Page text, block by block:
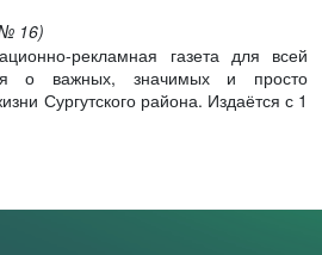
16)
рекламная газета для всей
о важных, значимых и просто
Сургутского района. Издаётся с 1